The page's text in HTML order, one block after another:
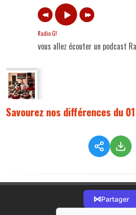
Radio G!
vous allez écouter un podcast
Savourez nos différences du
⋈Partager